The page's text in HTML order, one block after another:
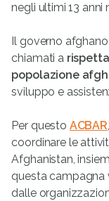
negli ultimi 13 anni
Il governo
chiamati a
popolazione
sviluppo e
Per questo ACBAR
coordinare le
Afghanistan,
questa campagna
dalle